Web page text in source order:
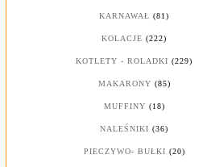
KARNAWAŁ (81)
KOLACJE (222)
KOTLETY - ROLADKI (229)
MAKARONY (85)
MUFFINY (18)
NALEŚNIKI (36)
PIECZYWO- BUŁKI (20)